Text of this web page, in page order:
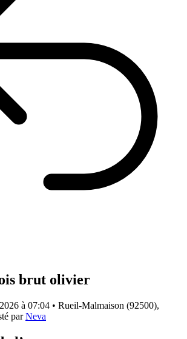
brut olivier
à 07:04 • Rueil-Malmaison (92500),
parNeva